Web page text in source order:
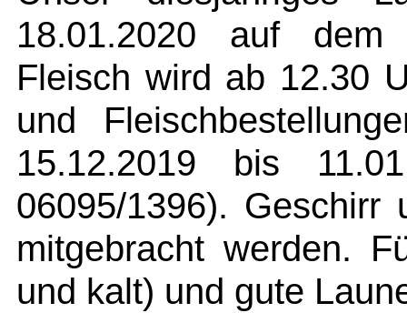
18.01.2020 auf
Fleisch wird ab 12.30
und
15.12.2019 bis
06095/1396). Geschirr
mitgebracht werden.
und kalt) und gute